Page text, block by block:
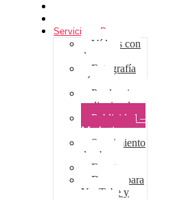
Servicios - Drones
Vídeos con
drones
Fotografía
aérea
Producciones
audiovisuales
Publicidad –
Marketing
Seguimiento
de obra
Eventos
Drones para
YouTube y